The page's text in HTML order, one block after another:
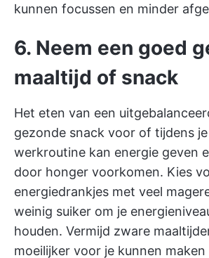
kunnen focussen en minder
6. Neem een goed
maaltijd of snack
Het eten van een
gezonde snack voor of tijdens
werkroutine kan energie geven
door honger voorkomen. Kies
energiedrankjes met veel
weinig suiker om je
houden. Vermijd zware
moeilijker voor je kunnen